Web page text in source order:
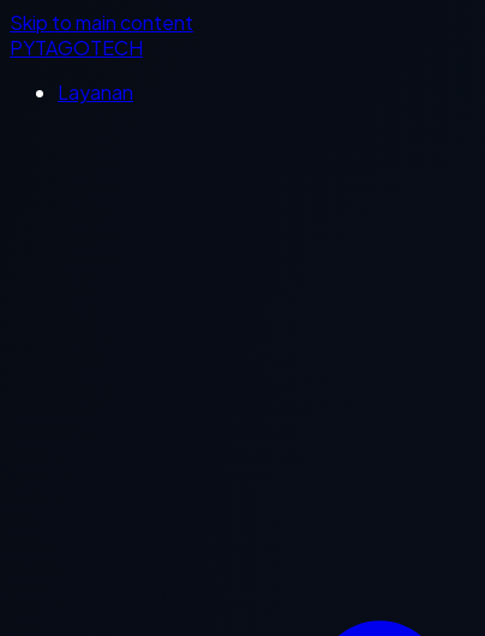
Skip to main content
PYTAGOTECH
Layanan